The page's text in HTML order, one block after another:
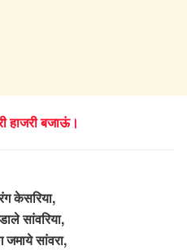
हाजरी बजाऊं।
केसरिया,
सांवरिया,
सांवरा,